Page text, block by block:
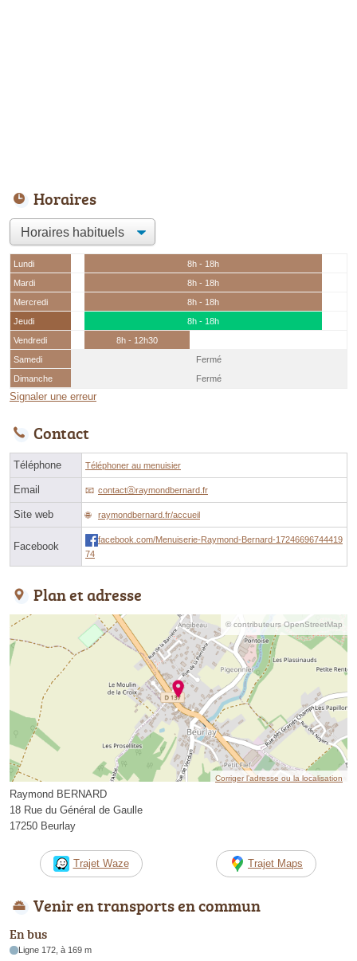
Horaires
Lundi
8h - 18h
Mardi
8h - 18h
Mercredi
8h - 18h
Jeudi
8h - 18h
Vendredi
8h - 12h30
Samedi
Fermé
Dimanche
Fermé
Signaler une erreur
Contact
Téléphone Téléphoner au menuisier
Email contactⓐraymondbernard.fr
Site web raymondbernard.fr/accueil
Facebook
facebook.com/Menuiserie-Raymond-Bernard-17246696744419
74
Plan et adresse
© contributeurs OpenStreetMap
Corriger l’adresse ou la localisation
Raymond BERNARD
18 Rue du Général de Gaulle
17250 Beurlay
Trajet Waze Trajet Maps
Venir en transports en commun
En bus
Ligne 172, à 169 m